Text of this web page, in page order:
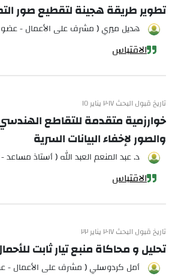
تطوير طريقة هجينة لتقطيع صور
هديل ميري ( مشرف على الأعمال - عضو
الاقتباس
تاريخ قبول البحث ٢٠١٧ يناير ١٥
خوارزمية متقدمة للتقاطع
والصور لإخفاء البيانات السرية
د. عبد المنعم العبد الله ( أستاذ
الاقتباس
تاريخ قبول البحث ٢٠١٧ يناير ٢٢
تحليل و محاكاة منبع تيار ثابت
أمل كردوسلي ( مشرف على الأعمال -